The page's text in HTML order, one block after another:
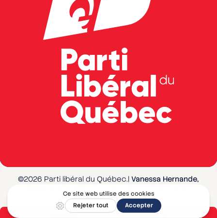
S'IMPLIQUER
©2026 Parti libéral du Québec.|Vanessa Hernande,
Agente officielle
Politique de confidentialité